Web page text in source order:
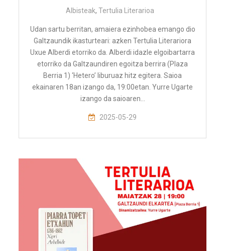
Albisteak, Tertulia Literarioa
Udan sartu berritan, amaiera ezinhobea emango dio
Galtzaundik ikasturteari: azken Tertulia Literariora
Uxue Alberdi etorriko da. Alberdi idazle elgoibartarra
etorriko da Galtzaundiren egoitza berrira (Plaza
Berria 1) ‘Hetero’ liburuaz hitz egitera. Saioa
ekainaren 18an izango da, 19:00etan. Yurre Ugarte
izango da saioaren…
2025-05-29